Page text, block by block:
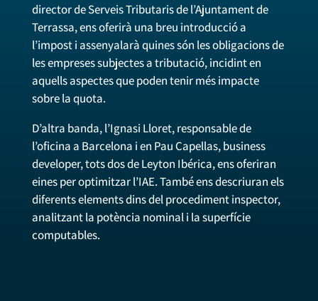
director de Serveis Tributaris de l’Ajuntament de
Terrassa, ens oferirà una breu introducció a
l’impost i assenyalarà quines són les obligacions de
les empreses subjectes a tributació, incidint en
aquells aspectes que poden tenir més impacte
sobre la quota.
D’altra banda, l’Ignasi Lloret, responsable de
l’oficina a Barcelona i en Pau Capellas, business
developer, tots dos de Leyton Ibérica, ens oferiran
eines per optimitzar l’IAE. També ens descriuran els
diferents elements dins del procediment inspector,
analitzant la potència nominal i la superfície
computables.